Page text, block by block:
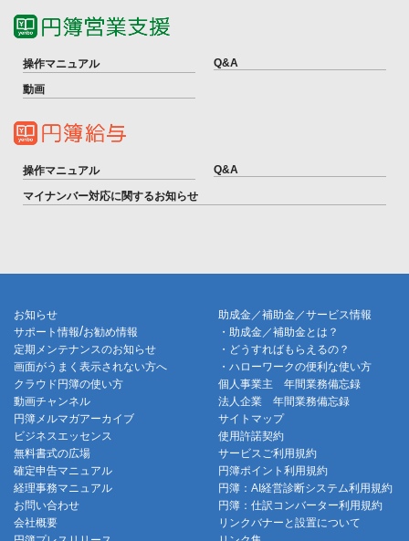
操作マニュアル Q&A
動画
操作マニュアル Q&A
マイナンバー対応に関するお知らせ
お知らせ
サポート情報/お勧め情報
定期メンテナンスのお知らせ
画面がうまく表示されない方へ
クラウド円簿の使い方
動画チャンネル
円簿メルマガアーカイブ
助成金／補助金／サービス情報
・助成金／補助金とは？
・どうすればもらえるの？
・ハローワークの便利な使い方
個人事業主 年間業務備忘録
法人企業 年間業務備忘録
サイトマップ
ビジネスエッセンス
無料書式の広場
確定申告マニュアル
経理事務マニュアル
お問い合わせ
会社概要
使用許諾契約
サービスご利用規約
円簿ポイント利用規約
円簿：AI経営診断システム利用規約
円簿：仕訳コンバーター利用規約
リンクバナーと設置について